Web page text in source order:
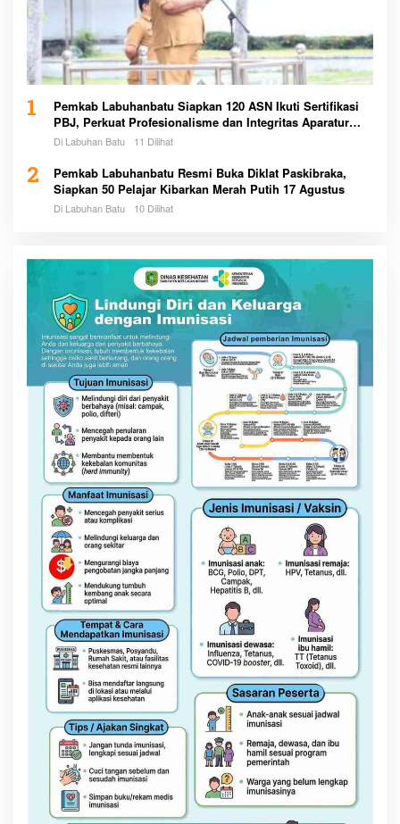
1
Pemkab Labuhanbatu Siapkan 120 ASN Ikuti Sertifikasi
PBJ, Perkuat Profesionalisme dan Integritas Aparatur
Pemerintah
Di Labuhan Batu 11 Dilihat
2
Pemkab Labuhanbatu Resmi Buka Diklat Paskibraka,
Siapkan 50 Pelajar Kibarkan Merah Putih 17 Agustus
Di Labuhan Batu 10 Dilihat